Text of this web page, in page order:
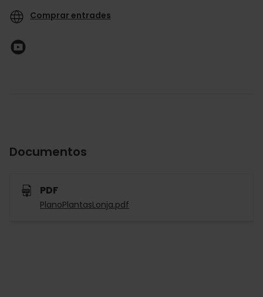
Comprar entrades
Documentos
PDF
PlanoPlantasLonja.pdf